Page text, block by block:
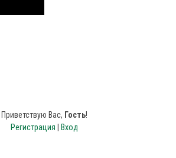
Приветствую Вас, Гость!
Регистрация
Вход